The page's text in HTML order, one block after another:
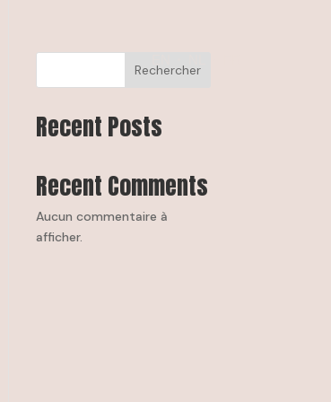
Rechercher
Recent Posts
Recent Comments
Aucun commentaire à
afficher.